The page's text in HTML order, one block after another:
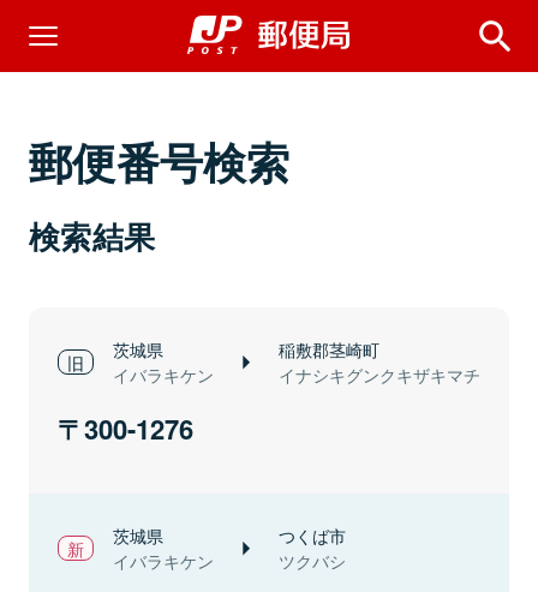
郵便番号検索
検索結果
茨城県
イバラキケン
稲敷郡茎崎町
イナシキグンクキザキマチ
300-1276
茨城県
イバラキケン
つくば市
ツクバシ